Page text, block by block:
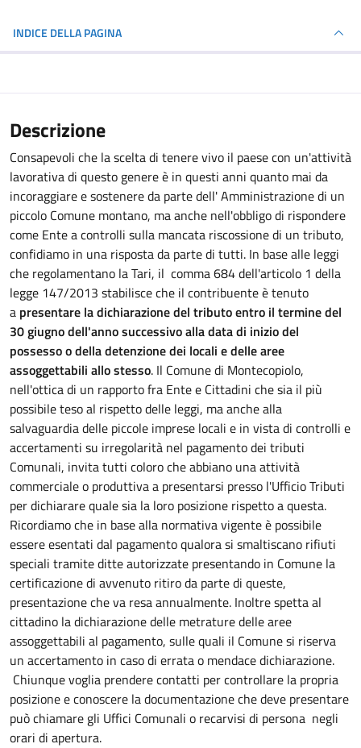
INDICE DELLA PAGINA
Descrizione
Consapevoli che la scelta di tenere vivo il paese con un'attività
lavorativa di questo genere è in questi anni quanto mai da
incoraggiare e sostenere da parte dell' Amministrazione di un
piccolo Comune montano, ma anche nell'obbligo di rispondere
come Ente a controlli sulla mancata riscossione di un tributo,
confidiamo in una risposta da parte di tutti. In base alle leggi
che regolamentano la Tari, il comma 684 dell'articolo 1 della
legge 147/2013 stabilisce che il contribuente è tenuto
a presentare la dichiarazione del tributo entro il termine del
30 giugno dell'anno successivo alla data di inizio del
possesso o della detenzione dei locali e delle aree
assoggettabili allo stesso. Il Comune di Montecopiolo,
nell'ottica di un rapporto fra Ente e Cittadini che sia il più
possibile teso al rispetto delle leggi, ma anche alla
salvaguardia delle piccole imprese locali e in vista di controlli e
accertamenti su irregolarità nel pagamento dei tributi
Comunali, invita tutti coloro che abbiano una attività
commerciale o produttiva a presentarsi presso l'Ufficio Tributi
per dichiarare quale sia la loro posizione rispetto a questa.
Ricordiamo che in base alla normativa vigente è possibile
essere esentati dal pagamento qualora si smaltiscano rifiuti
speciali tramite ditte autorizzate presentando in Comune la
certificazione di avvenuto ritiro da parte di queste,
presentazione che va resa annualmente. Inoltre spetta al
cittadino la dichiarazione delle metrature delle aree
assoggettabili al pagamento, sulle quali il Comune si riserva
un accertamento in caso di errata o mendace dichiarazione.
Chiunque voglia prendere contatti per controllare la propria
posizione e conoscere la documentazione che deve presentare
può chiamare gli Uffici Comunali o recarvisi di persona negli
orari di apertura.